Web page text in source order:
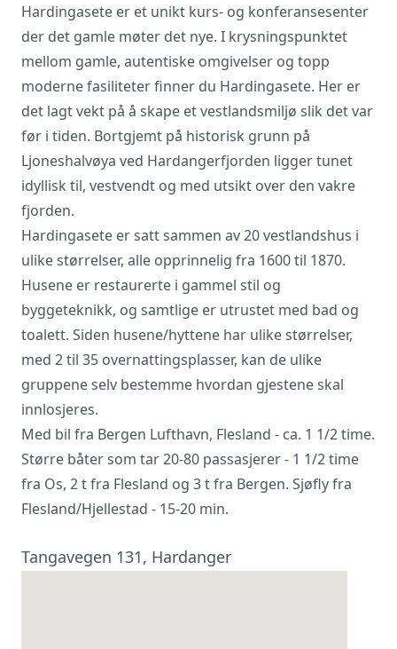
Hardingasete er et unikt kurs- og konferansesenter
der det gamle møter det nye. I krysningspunktet
mellom gamle, autentiske omgivelser og topp
moderne fasiliteter finner du Hardingasete. Her er
det lagt vekt på å skape et vestlandsmiljø slik det var
før i tiden. Bortgjemt på historisk grunn på
Ljoneshalvøya ved Hardangerfjorden ligger tunet
idyllisk til, vestvendt og med utsikt over den vakre
fjorden.
Hardingasete er satt sammen av 20 vestlandshus i
ulike størrelser, alle opprinnelig fra 1600 til 1870.
Husene er restaurerte i gammel stil og
byggeteknikk, og samtlige er utrustet med bad og
toalett. Siden husene/hyttene har ulike størrelser,
med 2 til 35 overnattingsplasser, kan de ulike
gruppene selv bestemme hvordan gjestene skal
innlosjeres.
Med bil fra Bergen Lufthavn, Flesland - ca. 1 1/2 time.
Større båter som tar 20-80 passasjerer - 1 1/2 time
fra Os, 2 t fra Flesland og 3 t fra Bergen. Sjøfly fra
Flesland/Hjellestad - 15-20 min.
Tangavegen 131, Hardanger
Vi innhenter uforpliktende tilbud, gir
råd og forhandler priser og
betingelser, bestiller på ønsket sted,
gjennomgår kontrakt og følger opp
viktige frister. Tjenesten er kostnadsfri
for deg som kunde, og det er ingen
LUKK VINDU SEND FORESPØRSEL